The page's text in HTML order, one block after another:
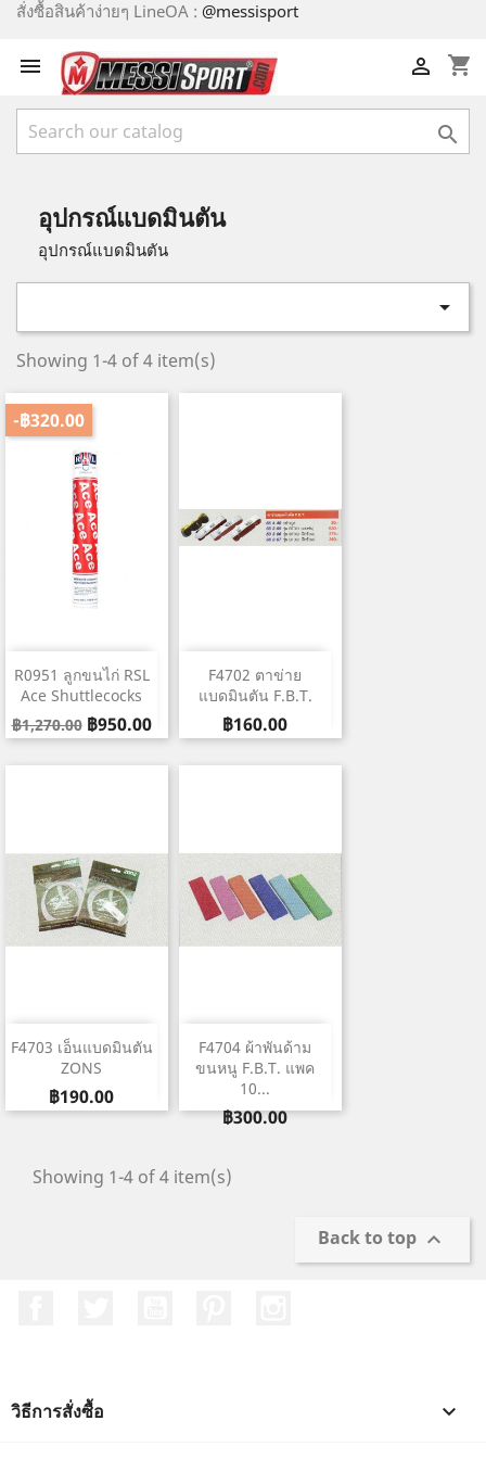
สั่งซื้อสินค้าง่ายๆ LineOA : @messisport
 shopping_cart


อุปกรณ์แบดมินตัน
อุปกรณ์แบดมินตัน

Showing 1-4 of 4 item(s)
R0951 ลูกขนไก่ RSL
Ace Shuttlecocks
Regular
price
฿1,270.00 ราคา
฿950.00
-฿320.00
F4702 ตาข่าย
แบดมินตัน F.B.T.
ราคา
฿160.00
F4703 เอ็นแบดมินตัน
ZONS
ราคา
฿190.00
F4704 ผ้าพันด้าม
ขนหนู F.B.T. แพค
10...
ราคา
฿300.00
Showing 1-4 of 4 item(s)
Back to top 
วิธีการสั่งซื้อ 